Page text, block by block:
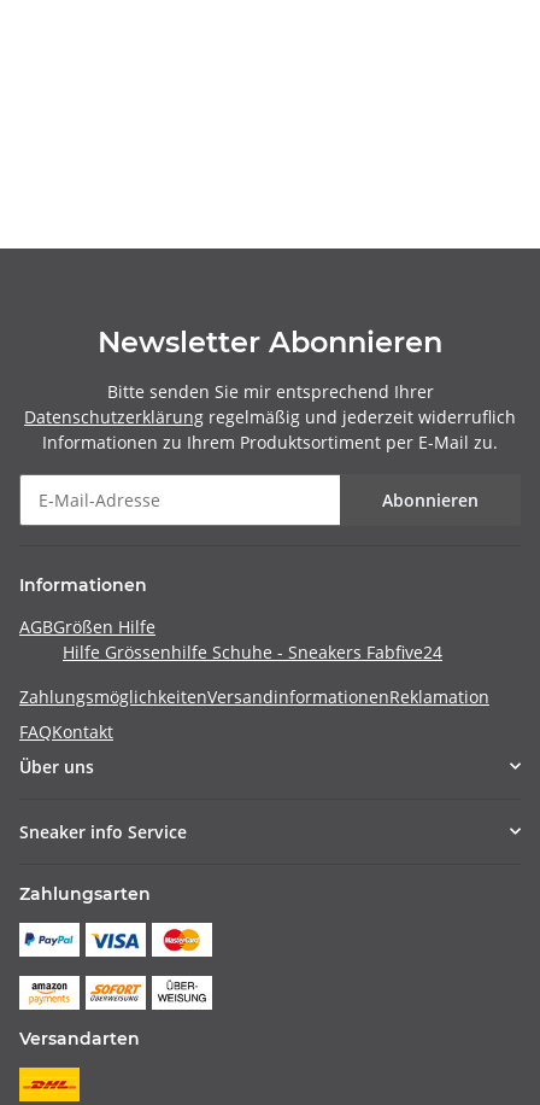
Newsletter Abonnieren
Bitte senden Sie mir entsprechend Ihrer
Datenschutzerklärung regelmäßig und jederzeit widerruflich
Informationen zu Ihrem Produktsortiment per E-Mail zu.
Abonnieren
Informationen
AGBGrößen Hilfe
Hilfe Grössenhilfe Schuhe - Sneakers Fabfive24
ZahlungsmöglichkeitenVersandinformationenReklamation
FAQKontakt
Über uns
Sneaker info Service
Zahlungsarten
Versandarten